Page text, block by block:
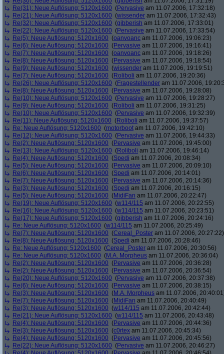
Re(31): Neue Auflösung: 5120x1600 (Pervasive am 11.07.2006, 17:32:18)
Re(21): Neue Auflösung: 5120x1600 (wissender am 11.07.2006, 17:32:43)
Re(32): Neue Auflösung: 5120x1600 (gibberish am 11.07.2006, 17:33:01)
Re(22): Neue Auflösung: 5120x1600 (Pervasive am 11.07.2006, 17:33:54)
Re(5): Neue Auflösung: 5120x1600 (oanvoanc am 11.07.2006, 19:06:23)
Re(6): Neue Auflösung: 5120x1600 (Pervasive am 11.07.2006, 19:16:41)
Re(7): Neue Auflösung: 5120x1600 (oanvoanc am 11.07.2006, 19:18:26)
Re(8): Neue Auflösung: 5120x1600 (Pervasive am 11.07.2006, 19:18:54)
Re(9): Neue Auflösung: 5120x1600 (wissender am 11.07.2006, 19:19:51)
Re(7): Neue Auflösung: 5120x1600 (Roliboli am 11.07.2006, 19:20:36)
Re(26): Neue Auflösung: 5120x1600 (Fragestellender am 11.07.2006,
Re(8): Neue Auflösung: 5120x1600 (Pervasive am 11.07.2006, 19:28:08)
Re(10): Neue Auflösung: 5120x1600 (Pervasive am 11.07.2006, 19:28:27)
Re(9): Neue Auflösung: 5120x1600 (Roliboli am 11.07.2006, 19:31:25)
Re(10): Neue Auflösung: 5120x1600 (Pervasive am 11.07.2006, 19:32:39)
Re(11): Neue Auflösung: 5120x1600 (Roliboli am 11.07.2006, 19:37:57)
Re: Neue Auflösung: 5120x1600 (motorboot am 11.07.2006, 19:42:10)
Re(12): Neue Auflösung: 5120x1600 (Pervasive am 11.07.2006, 19:44:33)
Re(2): Neue Auflösung: 5120x1600 (Pervasive am 11.07.2006, 19:45:00)
Re(13): Neue Auflösung: 5120x1600 (Roliboli am 11.07.2006, 19:46:14)
Re(4): Neue Auflösung: 5120x1600 (Spedi am 11.07.2006, 20:08:34)
Re(5): Neue Auflösung: 5120x1600 (Pervasive am 11.07.2006, 20:09:10)
Re(6): Neue Auflösung: 5120x1600 (Spedi am 11.07.2006, 20:14:01)
Re(7): Neue Auflösung: 5120x1600 (Pervasive am 11.07.2006, 20:14:36)
Re(3): Neue Auflösung: 5120x1600 (Spedi am 11.07.2006, 20:16:15)
Re(5): Neue Auflösung: 5120x1600 (MidiFan am 11.07.2006, 20:22:47)
Re(19): Neue Auflösung: 5120x1600 (w114/115 am 11.07.2006, 20:22:55)
Re(16): Neue Auflösung: 5120x1600 (w114/115 am 11.07.2006, 20:23:51)
Re(17): Neue Auflösung: 5120x1600 (gibberish am 11.07.2006, 20:24:16)
Re: Neue Auflösung: 5120x1600 (w114/115 am 11.07.2006, 20:25:49)
Re(7): Neue Auflösung: 5120x1600 (Cereal_Poster am 11.07.2006, 20:27:22)
Re(8): Neue Auflösung: 5120x1600 (Spedi am 11.07.2006, 20:28:46)
Re: Neue Auflösung: 5120x1600 (Cereal_Poster am 11.07.2006, 20:30:56)
Re: Neue Auflösung: 5120x1600 (M.A. Morpheus am 11.07.2006, 20:36:04)
Re(2): Neue Auflösung: 5120x1600 (Pervasive am 11.07.2006, 20:36:28)
Re(2): Neue Auflösung: 5120x1600 (Pervasive am 11.07.2006, 20:36:54)
Re(20): Neue Auflösung: 5120x1600 (Pervasive am 11.07.2006, 20:37:38)
Re(6): Neue Auflösung: 5120x1600 (Pervasive am 11.07.2006, 20:38:15)
Re(3): Neue Auflösung: 5120x1600 (M.A. Morpheus am 11.07.2006,
Re(7): Neue Auflösung: 5120x1600 (MidiFan am 11.07.2006, 20:40:49)
Re(3): Neue Auflösung: 5120x1600 (w114/115 am 11.07.2006, 20:42:44)
Re(21): Neue Auflösung: 5120x1600 (w114/115 am 11.07.2006, 20:43:48)
Re(4): Neue Auflösung: 5120x1600 (Pervasive am 11.07.2006, 20:44:36)
Re(3): Neue Auflösung: 5120x1600 (c0rtex am 11.07.2006, 20:45:34)
Re(4): Neue Auflösung: 5120x1600 (Pervasive am 11.07.2006, 20:45:56)
Re(22): Neue Auflösung: 5120x1600 (Pervasive am 11.07.2006, 20:46:27)